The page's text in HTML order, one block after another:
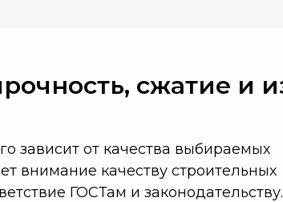
сжатие и
зависит от качества выбираемых
внимание качеству строительных
ГОСТам и законодательству.